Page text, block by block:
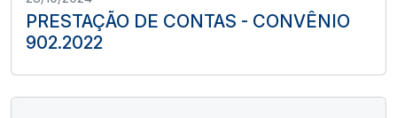
PRESTAÇÃO DE CONTAS - CONVÊNIO
902.2022